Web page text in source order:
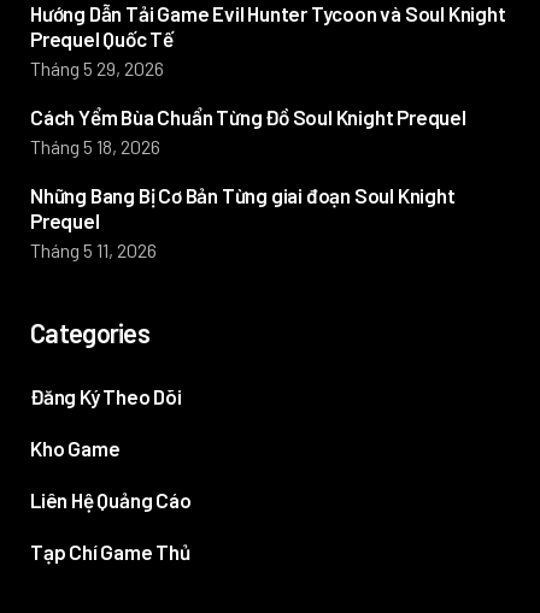
Hướng Dẫn Tải Game Evil Hunter Tycoon và Soul Knight
Prequel Quốc Tế
Tháng 5 29, 2026
Cách Yểm Bùa Chuẩn Từng Đồ Soul Knight Prequel
Tháng 5 18, 2026
Những Bang Bị Cơ Bản Từng giai đoạn Soul Knight
Prequel
Tháng 5 11, 2026
Categories
Đăng Ký Theo Dõi
Kho Game
Liên Hệ Quảng Cáo
Tạp Chí Game Thủ